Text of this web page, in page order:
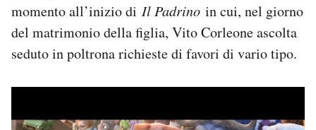
momento all’inizio di Il Padrino in cui, nel giorno
del matrimonio della figlia, Vito Corleone ascolta
seduto in poltrona richieste di favori di vario tipo.